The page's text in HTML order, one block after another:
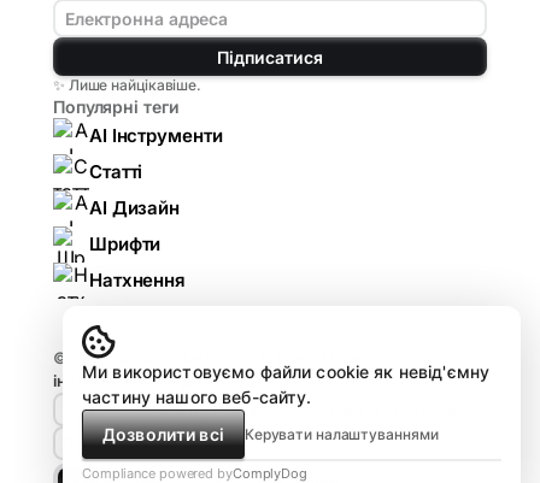
Підписатися
✨ Лише найцікавіше.
Популярні теги
AI Інструменти
Статті
AI Дизайн
Шрифти
Натхнення
© 2026
інструменти, гайди, огляди.
🤘🏻 Design HUB by Komarov
Реклама та співпраця
Про проєкт
Ми використовуємо файли cookie як невід'ємну
частину нашого веб-сайту.
Дозволити всі
Керувати налаштуваннями
Compliance powered byComplyDog